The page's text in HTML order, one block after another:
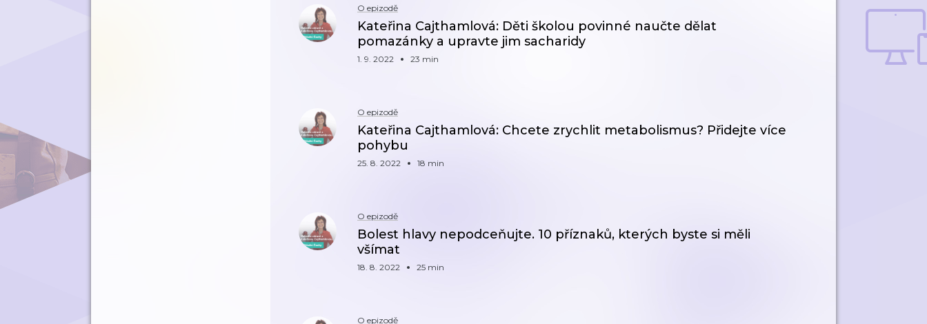
O epizodě
Kateřina Cajthamlová: Děti školou povinné naučte dělat
pomazánky a upravte jim sacharidy
1. 9. 2022 23 min
O epizodě
Kateřina Cajthamlová: Chcete zrychlit metabolismus? Přidejte více
pohybu
25. 8. 2022 18 min
O epizodě
Bolest hlavy nepodceňujte. 10 příznaků, kterých byste si měli
všímat
18. 8. 2022 25 min
O epizodě